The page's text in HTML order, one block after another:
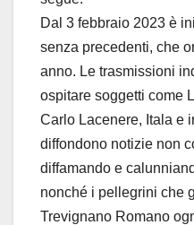
Dal 3 febbraio 2023 è
senza precedenti, che
anno. Le trasmissioni
ospitare soggetti come
Carlo Lacenere, Itala e
diffondono notizie non
diffamando e
nonché i pellegrini che
Trevignano Romano